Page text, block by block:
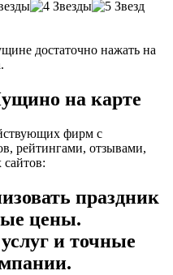
достаточно нажать на
на карте
фирм с
рейтингами, отзывами,
праздник
цены.
и точные